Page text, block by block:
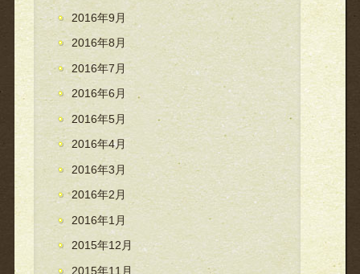
2016年9月
2016年8月
2016年7月
2016年6月
2016年5月
2016年4月
2016年3月
2016年2月
2016年1月
2015年12月
2015年11月